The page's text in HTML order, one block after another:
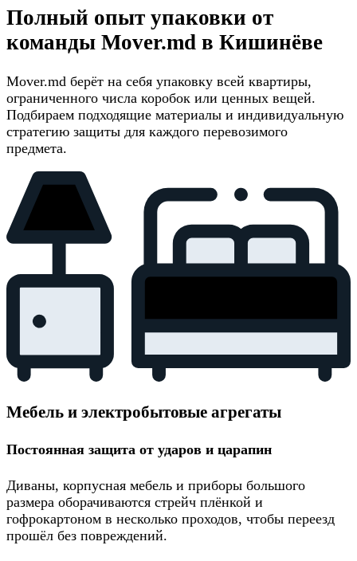
Полный опыт упаковки от
команды Mover.md в Кишинёве
Mover.md берёт на себя упаковку всей квартиры,
ограниченного числа коробок или ценных вещей.
Подбираем подходящие материалы и индивидуальную
стратегию защиты для каждого перевозимого
предмета.
Мебель и электробытовые агрегаты
Постоянная защита от ударов и царапин
Диваны, корпусная мебель и приборы большого
размера оборачиваются стрейч плёнкой и
гофрокартоном в несколько проходов, чтобы переезд
прошёл без повреждений.